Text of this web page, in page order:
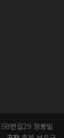
번길29 정봉빌